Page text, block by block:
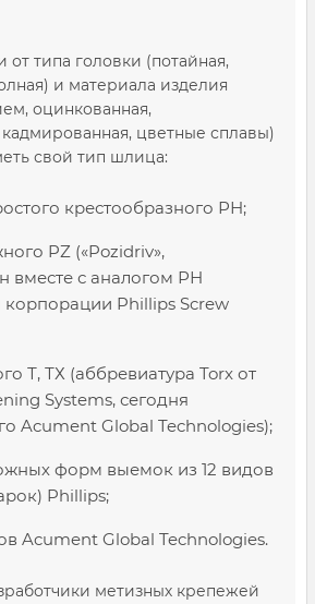
от типа головки (потайная,
и материала изделия
оцинкованная,
цветные сплавы)
свой тип шлица:
крестообразного РН;
PZ («Pozidriv»,
вместе с аналогом РН
Phillips Screw
Т, ТХ (аббревиатура Torx от
Systems, сегодня
Acument Global Technologies);
форм выемок из 12 видов
Phillips;
Acument Global Technologies.
метизных крепежей